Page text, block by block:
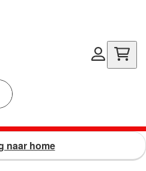
naar home